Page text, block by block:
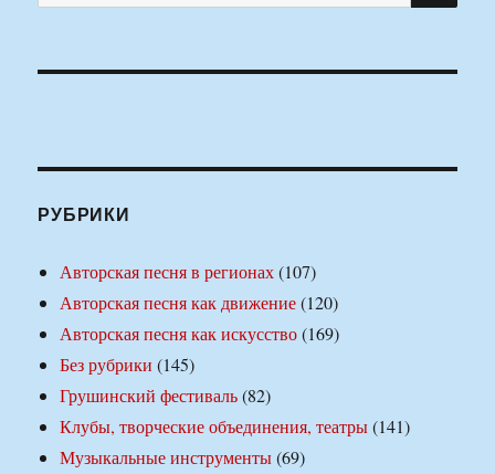
РУБРИКИ
Авторская песня в регионах(107)
Авторская песня как движение(120)
Авторская песня как искусство(169)
Без рубрики (145)
Грушинский фестиваль(82)
Клубы, творческие объединения, театры(141)
Музыкальные инструменты(69)